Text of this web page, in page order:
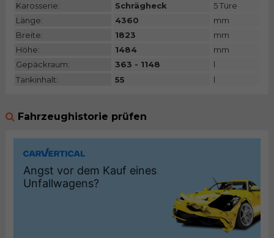
Karosserie:
Schrägheck
5 Türe
Länge:
4360
mm
Breite:
1823
mm
Höhe:
1484
mm
Gepäckraum:
363 - 1148
l
Tankinhalt:
55 l
Fahrzeughistorie prüfen